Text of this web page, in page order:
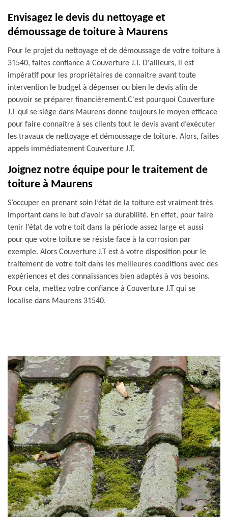
Envisagez le devis du nettoyage et
démoussage de toiture à Maurens
Pour le projet du nettoyage et de démoussage de votre toiture à
31540, faites confiance à Couverture J.T. D'ailleurs, il est
impératif pour les propriétaires de connaitre avant toute
intervention le budget à dépenser ou bien le devis afin de
pouvoir se préparer financièrement.C'est pourquoi Couverture
J.T qui se siège dans Maurens donne toujours le moyen efficace
pour faire connaître à ses clients tout le devis avant d’exécuter
les travaux de nettoyage et démoussage de toiture. Alors, faites
appels immédiatement Couverture J.T.
Joignez notre équipe pour le traitement de
toiture à Maurens
S’occuper en prenant soin l’état de la toiture est vraiment très
important dans le but d’avoir sa durabilité. En effet, pour faire
tenir l’état de votre toit dans la période assez large et aussi
pour que votre toiture se résiste face à la corrosion par
exemple. Alors Couverture J.T est à votre disposition pour le
traitement de votre toit dans les meilleures conditions avec des
expériences et des connaissances bien adaptés à vos besoins.
Pour cela, mettez votre confiance à Couverture J.T qui se
localise dans Maurens 31540.